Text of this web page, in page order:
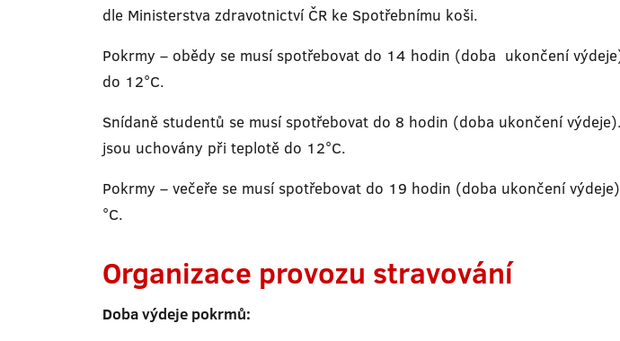
dle Ministerstva zdravotnictví ČR ke Spotřebnímu koši.
Pokrmy – obědy se musí spotřebovat do 14 hodin (doba ukončení
do 12°C.
Snídaně studentů se musí spotřebovat do 8 hodin (doba ukončení
jsou uchovány při teplotě do 12°C.
Pokrmy – večeře se musí spotřebovat do 19 hodin (doba ukončení
°C.
Organizace provozu stravování
Doba výdeje pokrmů: